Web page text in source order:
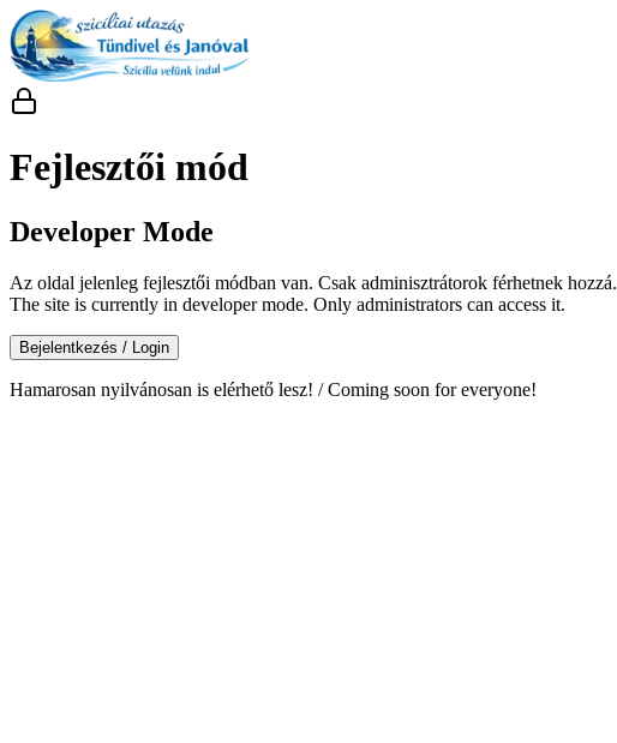
Fejlesztői mód
Developer Mode
Az oldal jelenleg fejlesztői módban van. Csak adminisztrátorok férhetnek hozzá.
The site is currently in developer mode. Only administrators can access it.
Bejelentkezés / Login
Hamarosan nyilvánosan is elérhető lesz! / Coming soon for everyone!